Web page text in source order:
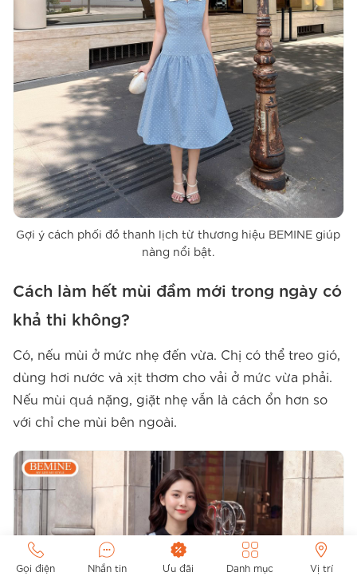
Gợi ý cách phối đồ thanh lịch từ thương hiệu BEMINE giúp
nàng nổi bật.
Cách làm hết mùi đầm mới trong ngày có
khả thi không?
Có, nếu mùi ở mức nhẹ đến vừa. Chị có thể treo gió,
dùng hơi nước và xịt thơm cho vải ở mức vừa phải.
Nếu mùi quá nặng, giặt nhẹ vẫn là cách ổn hơn so
với chỉ che mùi bên ngoài.
Gọi điện Nhắn tin Ưu đãi Danh mục Vị trí